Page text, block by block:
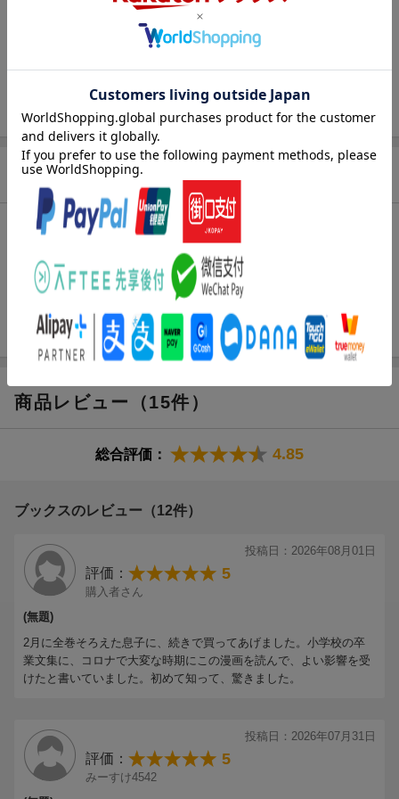
集英社
コミック
ページ数 200p
9784088850856
商品説明
内容紹介（JPROより）
ヒーロー協会が人員の補充を強化。新人募集CMにタツマキが出演
して!? だが協会の背後にはどす黒い闇が見え隠れし…。さらに新
興のヒーロー組織立ち上げの動きが！ ジェノスもスカウトされた
というのだが…!?
商品レビュー（15件）
総合評価： 4.85
ブックスのレビュー（12件）
投稿日：2026年08月01日
評価： 5
購入者さん
(無題)
2月に全巻そろえた息子に、続きで買ってあげました。小学校の卒
業文集に、コロナで大変な時期にこの漫画を読んで、よい影響を受
けたと書いていました。初めて知って、驚きました。
投稿日：2026年07月31日
評価： 5
みーすけ4542